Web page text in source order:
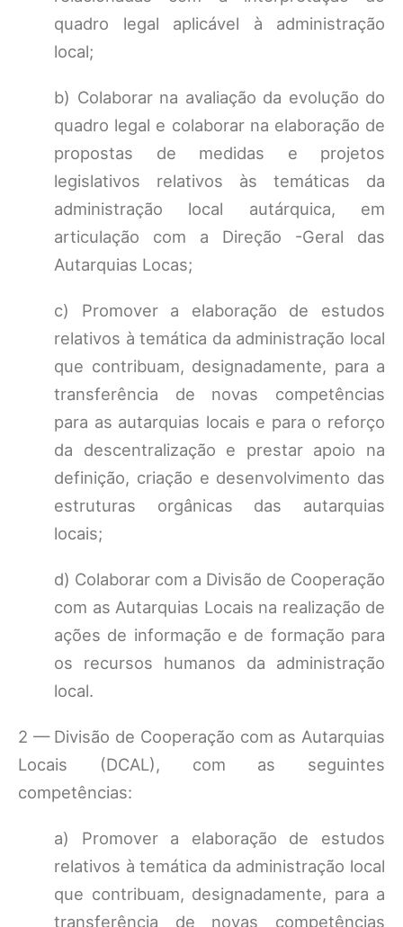
quadro legal aplicável à administração
local;
b) Colaborar na avaliação da evolução do
quadro legal e colaborar na elaboração de
propostas de medidas e projetos
legislativos relativos às temáticas da
administração local autárquica, em
articulação com a Direção -Geral das
Autarquias Locas;
c) Promover a elaboração de estudos
relativos à temática da administração local
que contribuam, designadamente, para a
transferência de novas competências
para as autarquias locais e para o reforço
da descentralização e prestar apoio na
definição, criação e desenvolvimento das
estruturas orgânicas das autarquias
locais;
d) Colaborar com a Divisão de Cooperação
com as Autarquias Locais na realização de
ações de informação e de formação para
os recursos humanos da administração
local.
2 — Divisão de Cooperação com as Autarquias
Locais (DCAL), com as seguintes
competências:
a) Promover a elaboração de estudos
relativos à temática da administração local
que contribuam, designadamente, para a
transferência de novas competências